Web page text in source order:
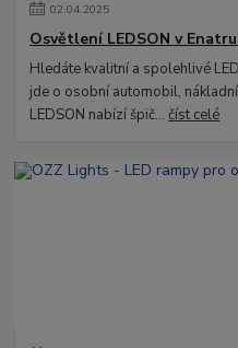
02.04.2025
Osvětlení LEDSON v
Hledáte kvalitní a spolehlivé
jde o osobní automobil,
LEDSON nabízí špič...číst celé